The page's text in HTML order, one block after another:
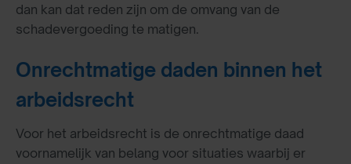
dan kan dat reden zijn om de omvang van de
schadevergoeding te matigen.
Onrechtmatige daden binnen het
arbeidsrecht
Voor het arbeidsrecht is de onrechtmatige daad
voornamelijk van belang voor situaties waarbij er